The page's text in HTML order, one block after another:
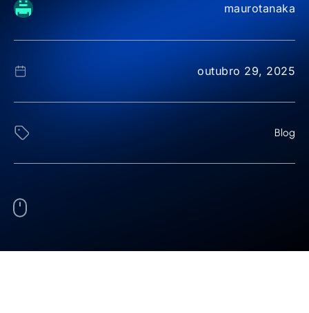
maurotanaka
outubro 29, 2025
Blog